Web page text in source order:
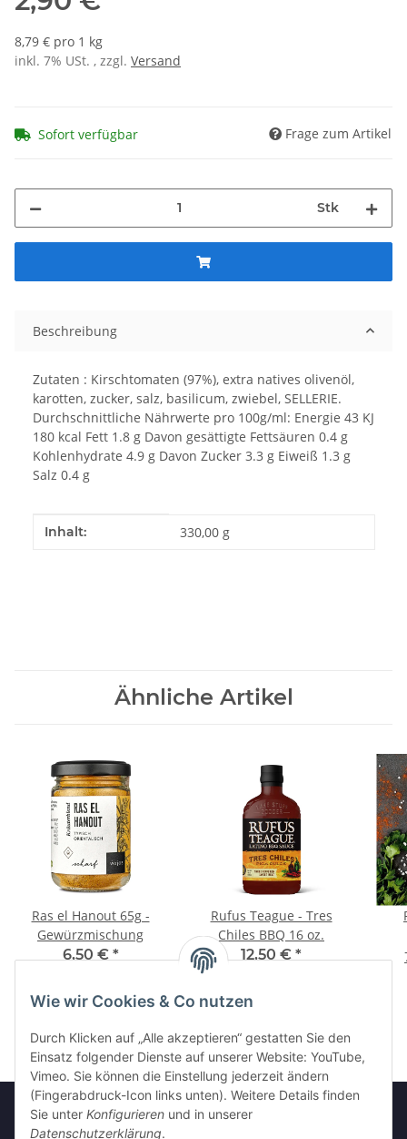
Wie wir Cookies & Co nutzen
Durch Klicken auf „Alle akzeptieren“ gestatten Sie den
Einsatz folgender Dienste auf unserer Website: YouTube,
Vimeo. Sie können die Einstellung jederzeit ändern
(Fingerabdruck-Icon links unten). Weitere Details finden
Sie unter Konfigurieren und in unserer
Datenschutzerklärung.
8,79 € pro 1 kg
inkl. 7% USt. , zzgl. Versand
Sofort verfügbar Frage zum Artikel
Stk
Beschreibung
Zutaten : Kirschtomaten (97%), extra natives olivenöl,
karotten, zucker, salz, basilicum, zwiebel, SELLERIE.
Durchschnittliche Nährwerte pro 100g/ml: Energie 43 KJ
180 kcal Fett 1.8 g Davon gesättigte Fettsäuren 0.4 g
Kohlenhydrate 4.9 g Davon Zucker 3.3 g Eiweiß 1.3 g
Salz 0.4 g
Produkteigenschaft
Wert
Inhalt: 330,00 g
Ähnliche Artikel
Ras el Hanout 65g -
Gewürzmischung
6,50 € *
Rufus Teague - Tres
Chiles BBQ 16 oz.
12,50 € *